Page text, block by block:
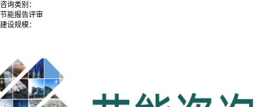
咨询类别：
节能报告评审
建设规模：